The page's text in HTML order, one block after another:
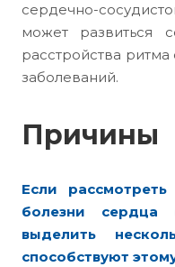
сердечно-
может развиться
расстройства
заболеваний.
Причины
Если
болезни сердца
выделить
способствуют